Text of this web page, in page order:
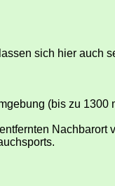
sich hier auch
(bis zu 1300
Nachbarort